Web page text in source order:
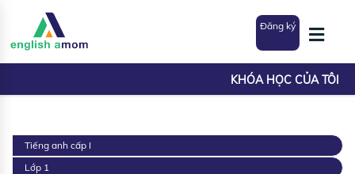
Đăng ký
KHÓA HỌC CỦA TÔI
Tiếng anh cấp I
Lớp 1